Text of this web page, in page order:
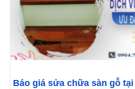
Báo giá sửa chữa sàn gỗ